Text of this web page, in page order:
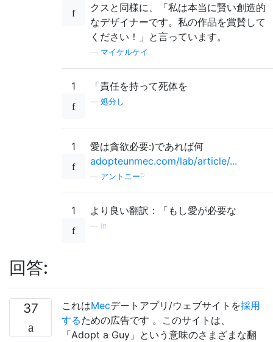
クスと同様に、「私は本当に賢い創造的
なデザイナーです。私の作品を賞賛して
ください！」と言っています。
マイケルケイ
1 「責任を持って死体を
処分し
1
愛は貪欲必要:)であれば何
adopteunmec.com/lab/article/...
アントニーP
1 より良い翻訳：「もし愛が必要な
in
回答:
37 これはMecデートアプリ/ウェブサイトを採用
するための広告です 。このサイトは、
「Adopt a Guy」という意味のさまざまな翻